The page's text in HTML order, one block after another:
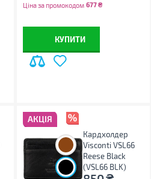
Ціна за промокодом 677₴
КУПИТИ
АКЦІЯ
Кардхолдер
Visconti VSL66
Reese Black
(VSL66 BLK)